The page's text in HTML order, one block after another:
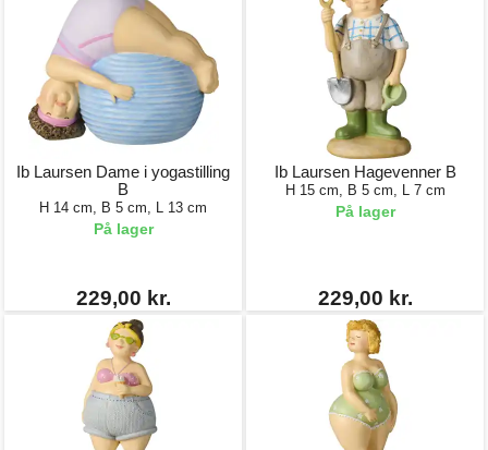
Ib Laursen Dame i yogastilling
B
H 14 cm, B 5 cm, L 13 cm
På lager
229,00 kr.
Ib Laursen Hagevenner B
H 15 cm, B 5 cm, L 7 cm
På lager
229,00 kr.